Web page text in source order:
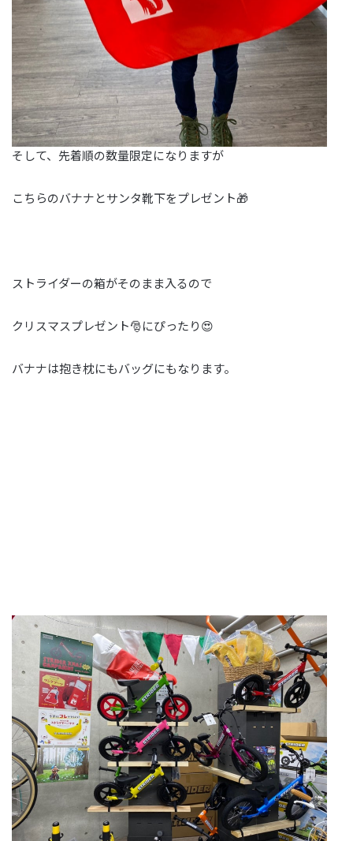
そして、先着順の数量限定になりますが
こちらのバナナとサンタ靴下をプレゼント🎁
ストライダーの箱がそのまま入るので
クリスマスプレゼント🎅にぴったり😍
バナナは抱き枕にもバッグにもなります。